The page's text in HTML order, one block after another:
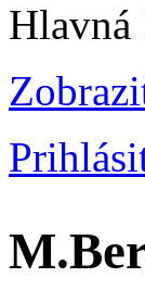
Hlavná